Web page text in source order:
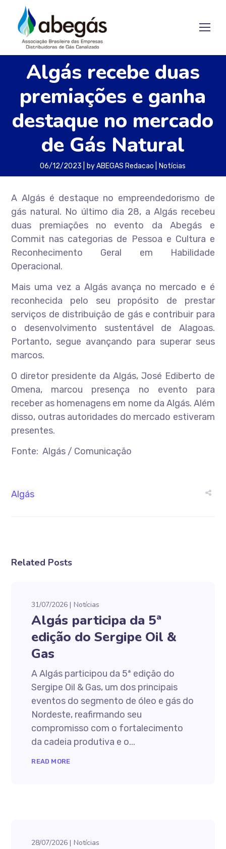
Algás recebe duas
premiações e ganha
destaque no mercado
de Gás Natural
06/12/2023 byABEGAS Redacao Notícias
A Algás é destaque no empreendedorismo de
gás natural. No último dia 28, a Algás recebeu
duas premiações no evento da Abegás e
Commit nas categorias de Pessoa e Cultura e
Reconhecimento Geral em Habilidade
Operacional.
Mais uma vez a Algás avança no mercado e é
reconhecida pelo seu propósito de prestar
serviços de distribuição de gás e contribuir para
o desenvolvimento sustentável de Alagoas.
Portanto, segue avançando para superar seus
marcos.
O diretor presidente da Algás, José Ediberto de
Omena, marcou presença no evento para
receber as homenagens em nome da Algás. Além
disso, outras autoridades do mercado estiveram
presentes.
Fonte: Algás / Comunicação
Algás
Related Posts
31/07/2026 Notícias
Algás participa da 5ª
edição do Sergipe Oil &
Gas
A Algás participou da 5ª edição do
Sergipe Oil & Gas, um dos principais
eventos do segmento de óleo e gás do
Nordeste, reafirmando seu
compromisso com o fortalecimento
da cadeia produtiva e o...
READ MORE
28/07/2026 Notícias